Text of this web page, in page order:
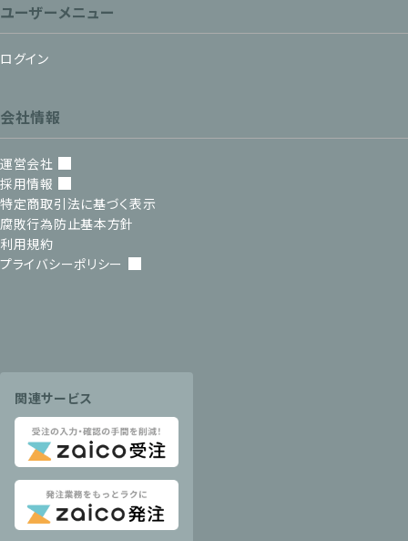
ユーザーメニュー
ログイン
会社情報
運営会社
採用情報
特定商取引法に基づく表示
腐敗行為防止基本方針
利用規約
プライバシーポリシー
関連サービス